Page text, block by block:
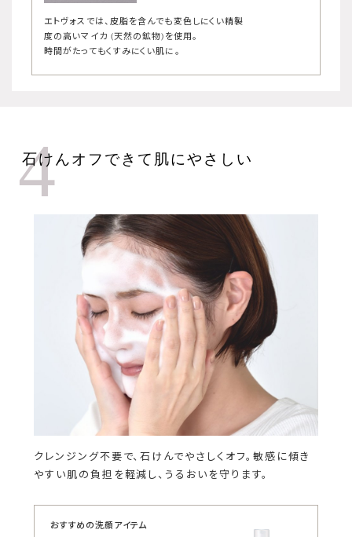
エトヴォスでは、皮脂を含んでも変色しにくい精製
度の高いマイカ (天然の鉱物)を使用。
時間がたってもくすみにくい肌に。
4
石けんオフできて肌にやさしい
クレンジング不要で、石けんでやさしくオフ。敏感に傾き
やすい肌の負担を軽減し、うるおいを守ります。
おすすめの洗顔アイテム